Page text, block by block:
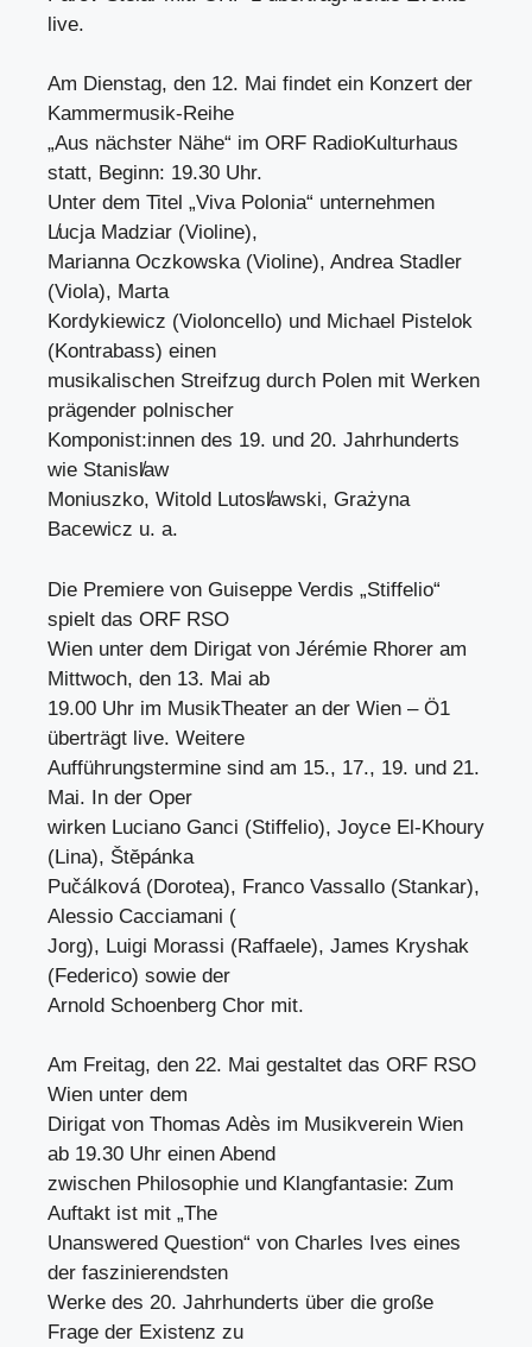
live.
Am Dienstag, den 12. Mai findet ein Konzert der
Kammermusik-Reihe
„Aus nächster Nähe“ im ORF RadioKulturhaus
statt, Beginn: 19.30 Uhr.
Unter dem Titel „Viva Polonia“ unternehmen
L̸ucja Madziar (Violine),
Marianna Oczkowska (Violine), Andrea Stadler
(Viola), Marta
Kordykiewicz (Violoncello) und Michael Pistelok
(Kontrabass) einen
musikalischen Streifzug durch Polen mit Werken
prägender polnischer
Komponist:innen des 19. und 20. Jahrhunderts
wie Stanisl̸aw
Moniuszko, Witold Lutosl̸awski, Grażyna
Bacewicz u. a.
Die Premiere von Guiseppe Verdis „Stiffelio“
spielt das ORF RSO
Wien unter dem Dirigat von Jérémie Rhorer am
Mittwoch, den 13. Mai ab
19.00 Uhr im MusikTheater an der Wien – Ö1
überträgt live. Weitere
Aufführungstermine sind am 15., 17., 19. und 21.
Mai. In der Oper
wirken Luciano Ganci (Stiffelio), Joyce El-Khoury
(Lina), Štĕpánka
Pučálková (Dorotea), Franco Vassallo (Stankar),
Alessio Cacciamani (
Jorg), Luigi Morassi (Raffaele), James Kryshak
(Federico) sowie der
Arnold Schoenberg Chor mit.
Am Freitag, den 22. Mai gestaltet das ORF RSO
Wien unter dem
Dirigat von Thomas Adès im Musikverein Wien
ab 19.30 Uhr einen Abend
zwischen Philosophie und Klangfantasie: Zum
Auftakt ist mit „The
Unanswered Question“ von Charles Ives eines
der faszinierendsten
Werke des 20. Jahrhunderts über die große
Frage der Existenz zu